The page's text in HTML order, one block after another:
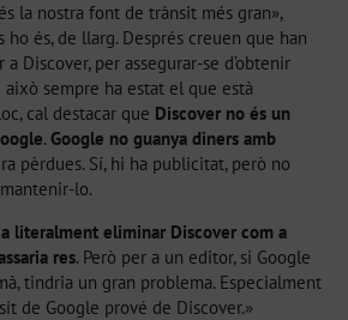
la nostra font de trànsit més gran»,
ho és, de llarg. Després creuen que han
Discover, per assegurar-se d’obtenir
sempre ha estat el que està
cal destacar que Discover no és un
. Google no guanya diners amb
pèrdues. Sí, hi ha publicitat, però no
lo.
literalment eliminar Discover com a
res. Però per a un editor, si Google
tindria un gran problema. Especialment
de Google prové de Discover.»